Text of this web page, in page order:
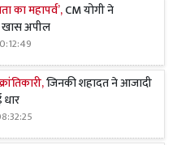
का महापर्व’,CM योगी ने
खास अपील
जिनकी शहादत ने आजादी